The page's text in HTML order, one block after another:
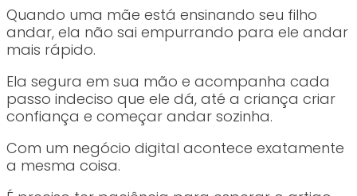
Quando uma mãe está ensinando seu filho
andar, ela não sai empurrando para ele andar
mais rápido.
Ela segura em sua mão e acompanha cada
passo indeciso que ele dá, até a criança criar
confiança e começar andar sozinha.
Com um negócio digital acontece exatamente
a mesma coisa.